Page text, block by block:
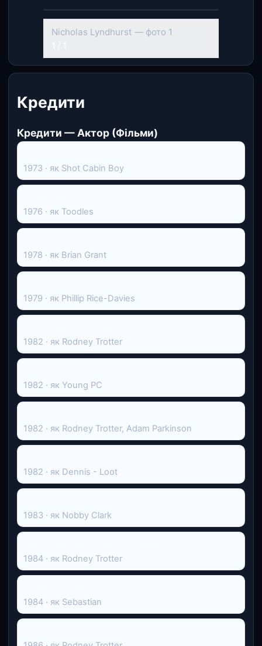
Nicholas Lyndhurst — фото 1
Кредити
Кредити — Актор (Фільми)
1973 · як Shot Cabin Boy
1976 · як Toodles
1978 · як Brian Grant
1979 · як Phillip Rice-Davies
1982 · як Rodney Trotter
1982 · як Young PC
1982 · як Rodney Trotter, Adam Parkinson
1982 · як Dennis - Loot
1983 · як Nobby Clark
1984 · як Rodney Trotter
1984 · як Sebastian